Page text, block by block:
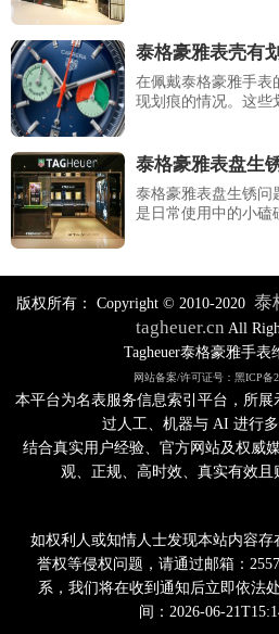
泰格豪雅表壳有
在佩戴泰格豪雅手表
现划痕的情况。这些
泰格豪雅表盘生
泰格豪雅表盘生锈问
是日常使用中的小磕
版权所有： Copyright © 2010-2020 泰
tagheuer.cn All
Tagheuer泰格豪雅手表
网站备案/许可证号：黑ICP备
本平台为名表服务信息索引平台，所
过人工、机器与 AI 进行多
结合真实用户经验、官方网站及权威
观、正规、高时效、真实有效且
如权利人或知情人士发现本站内容
誉权等侵权问题，请通过邮箱：
系，我们将在收到通知后立即依法
间：2026-06-